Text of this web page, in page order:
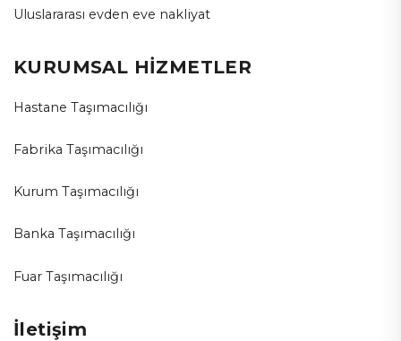
Uluslararası evden eve nakliyat
KURUMSAL HİZMETLER
Hastane Taşımacılığı
Fabrika Taşımacılığı
Kurum Taşımacılığı
Banka Taşımacılığı
Fuar Taşımacılığı
İletişim